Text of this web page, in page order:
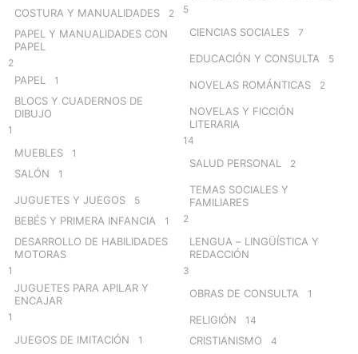
COSTURA Y MANUALIDADES 2
PAPEL Y MANUALIDADES CON
PAPEL
2
PAPEL 1
BLOCS Y CUADERNOS DE
DIBUJO
1
MUEBLES 1
SALÓN 1
JUGUETES Y JUEGOS 5
BEBÉS Y PRIMERA INFANCIA 1
DESARROLLO DE HABILIDADES
MOTORAS
1
JUGUETES PARA APILAR Y
ENCAJAR
1
JUEGOS DE IMITACIÓN 1
5
CIENCIAS SOCIALES 7
EDUCACIÓN Y CONSULTA 5
NOVELAS ROMÁNTICAS 2
NOVELAS Y FICCIÓN
LITERARIA
14
SALUD PERSONAL 2
TEMAS SOCIALES Y
FAMILIARES
2
LENGUA – LINGÜÍSTICA Y
REDACCIÓN
3
OBRAS DE CONSULTA 1
RELIGIÓN 14
CRISTIANISMO 4